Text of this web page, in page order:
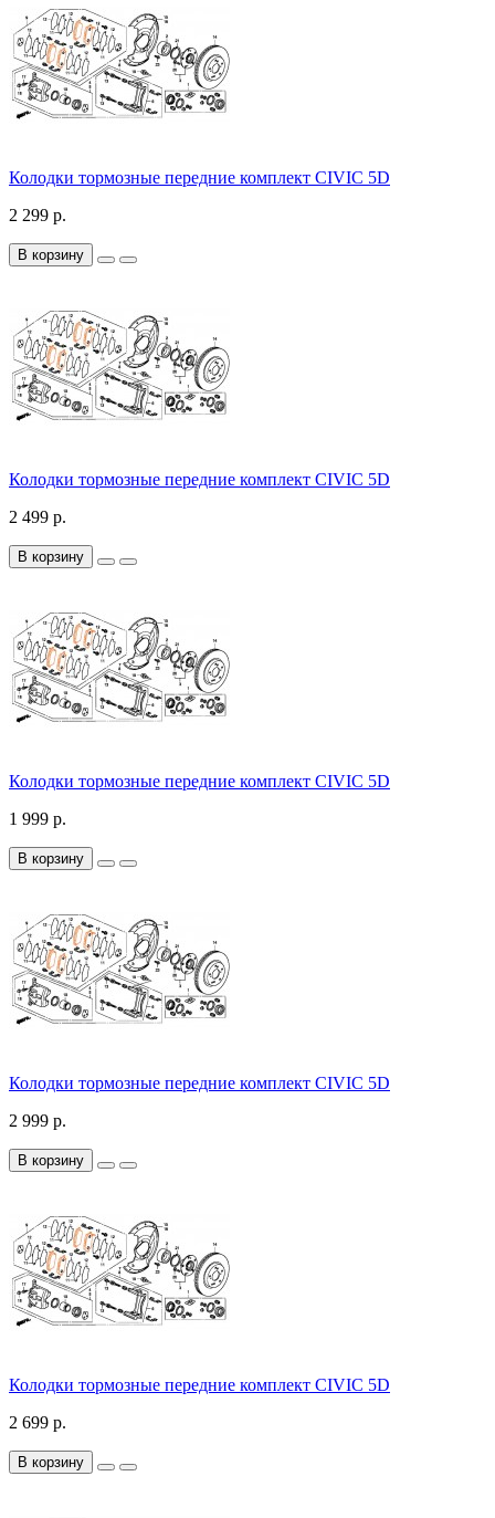
Колодки тормозные передние комплект CIVIC 5D
2 299 р.
В корзину
Колодки тормозные передние комплект CIVIC 5D
2 499 р.
В корзину
Колодки тормозные передние комплект CIVIC 5D
1 999 р.
В корзину
Колодки тормозные передние комплект CIVIC 5D
2 999 р.
В корзину
Колодки тормозные передние комплект CIVIC 5D
2 699 р.
В корзину